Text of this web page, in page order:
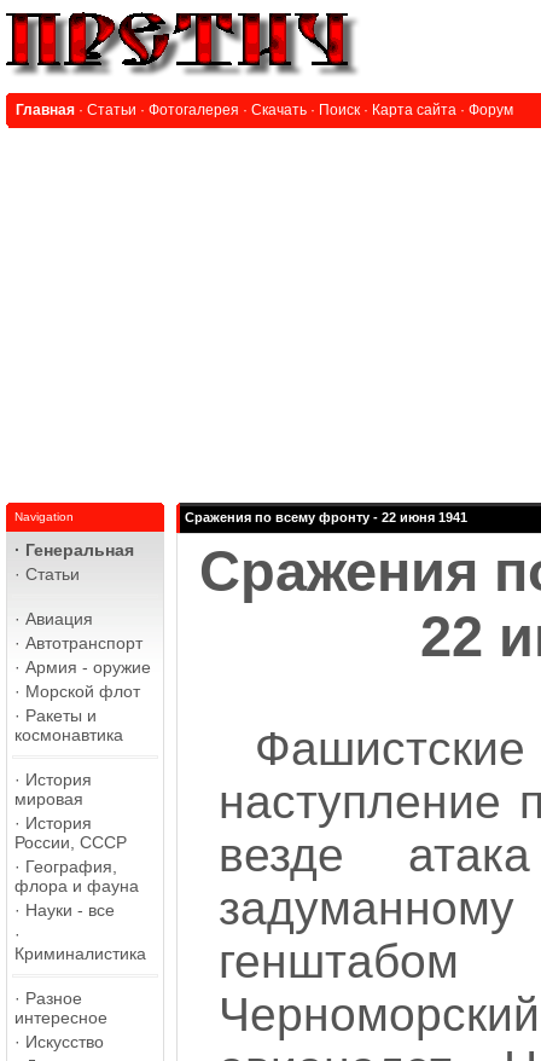
Главная · Статьи · Фотогалерея · Скачать · Поиск · Карта сайта · Форум
Navigation
· Генеральная
· Статьи
· Авиация
· Автотранспорт
· Армия - оружие
· Морской флот
· Ракеты и
космонавтика
· История
мировая
· История
России, СССР
· География,
флора и фауна
· Науки - все
·
Криминалистика
· Разное
интересное
· Искусство
Сражения по всему фронту - 22 июня 1941
Сражения
22
наступление
везде